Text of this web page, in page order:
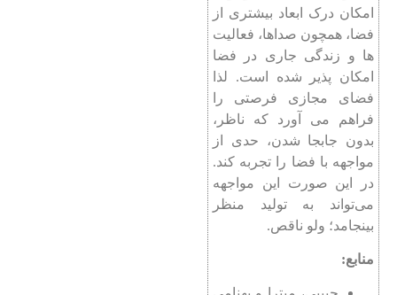
امکان درک ابعاد بیشتری از
فضا، همچون صداها، فعالیت
ها و زندگی جاری در فضا
امکان پذیر شده است. لذا
فضای مجازی فرصتی را
فراهم می آورد که ناظر،
بدون جابجا شدن، حدی از
مواجهه با فضا را تجربه کند.
در این صورت این مواجهه
می‌تواند به تولید منظر
بینجامد‌؛ ولو ناقص.
منابع: